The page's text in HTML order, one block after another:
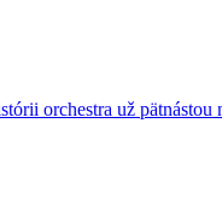
orchestra už